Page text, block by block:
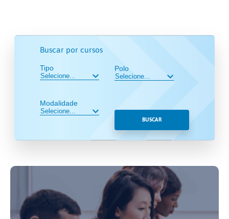
Buscar por cursos
Tipo
Modalidade
Polo
BUSCAR